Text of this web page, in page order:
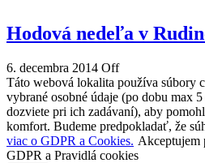
Hodová nedeľa v
6. decembra 2014 Off
Táto webová lokalita používa súbory
vybrané osobné údaje (po dobu max
dozviete pri ich zadávaní), aby
komfort. Budeme predpokladať, že
viac o GDPR a Cookies. Akceptujem
GDPR a Pravidlá cookies